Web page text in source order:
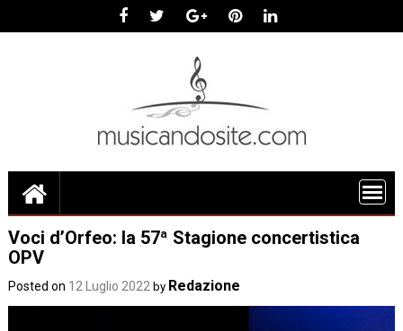
Voci d’Orfeo: la 57ª Stagione concertistica
OPV
Posted on 12 Luglio 2022 by Redazione